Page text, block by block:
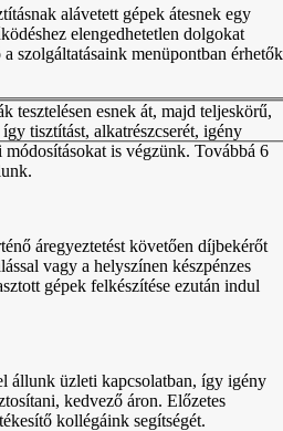
alávetett gépek átesnek egy
elengedhetetlen dolgokat
szolgáltatásaink menüpontban érhetők
esnek át, majd teljeskörű,
tisztítást, alkatrészcserét, igény
módosításokat is végzünk. Továbbá 6
áregyeztetést követően díjbekérőt
vagy a helyszínen készpénzes
gépek felkészítése ezután indul
állunk üzleti kapcsolatban, így igény
kedvező áron. Előzetes
kollégáink segítségét.